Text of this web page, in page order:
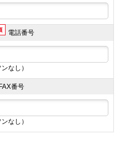
電話番号
なし）
FAX番号
なし）